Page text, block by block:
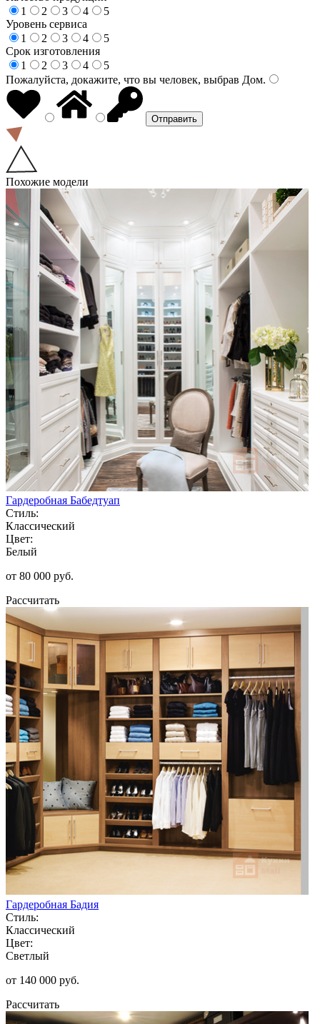
1
2 3 4
5
Уровень сервиса
1
2 3 4
5
Срок изготовления
1
2 3 4
5
Пожалуйста, докажите, что вы человек, выбрав Дом.
Похожие модели
Гардеробная Бабедтуап
Стиль:
Классический
Цвет:
Белый
от 80 000 руб.
Рассчитать
Гардеробная Бадия
Стиль:
Классический
Цвет:
Светлый
от 140 000 руб.
Рассчитать